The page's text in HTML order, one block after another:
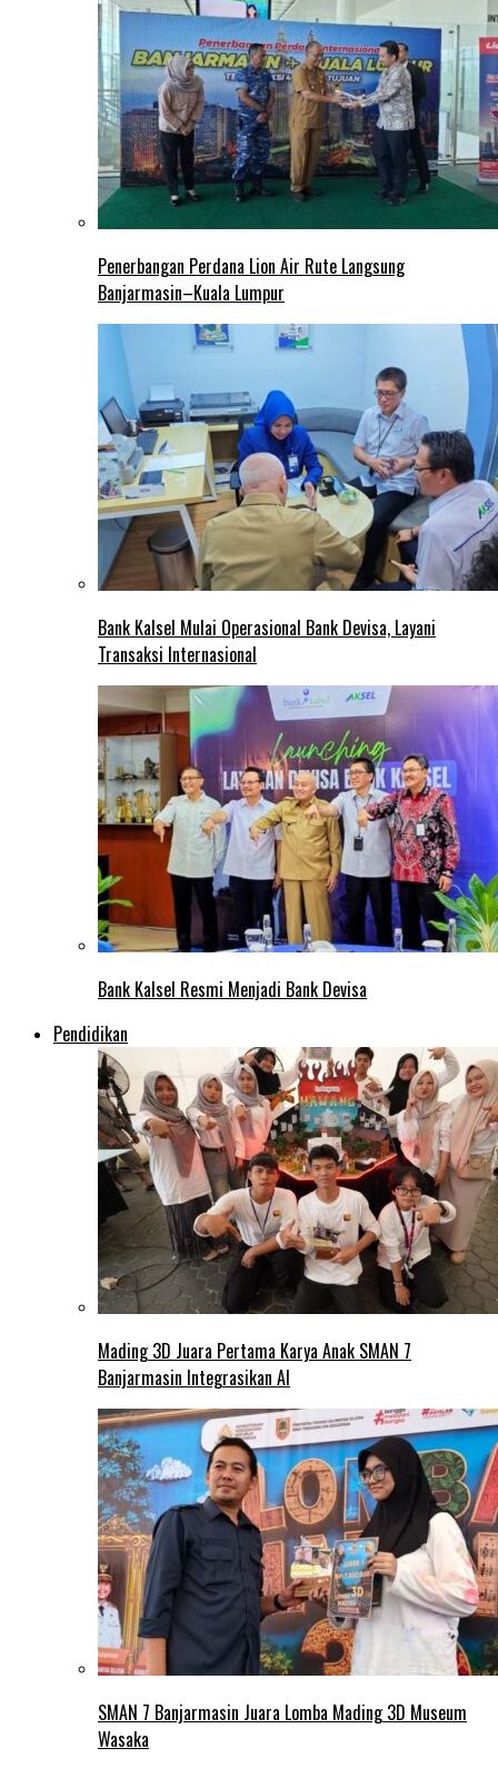
Penerbangan Perdana Lion Air Rute Langsung
Banjarmasin–Kuala Lumpur
Bank Kalsel Mulai Operasional Bank Devisa, Layani
Transaksi Internasional
Bank Kalsel Resmi Menjadi Bank Devisa
Pendidikan
Mading 3D Juara Pertama Karya Anak SMAN 7
Banjarmasin Integrasikan AI
SMAN 7 Banjarmasin Juara Lomba Mading 3D Museum
Wasaka